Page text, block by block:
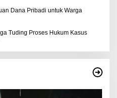
Dana Pribadi untuk Warga
Tuding Proses Hukum Kasus